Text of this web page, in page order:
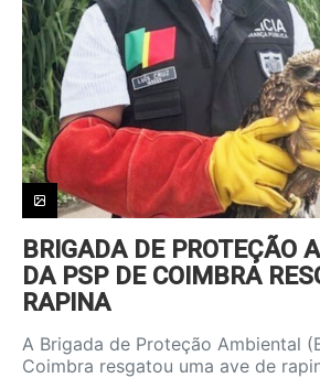
BRIGADA DE PROTEÇÃO
DA PSP DE COIMBRA
RAPINA
A Brigada de Proteção Ambiental
Coimbra resgatou uma ave de